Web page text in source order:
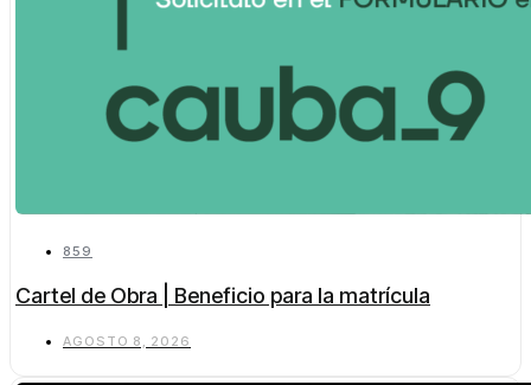
859
Cartel de Obra | Beneficio para la matrícula
AGOSTO 8, 2026